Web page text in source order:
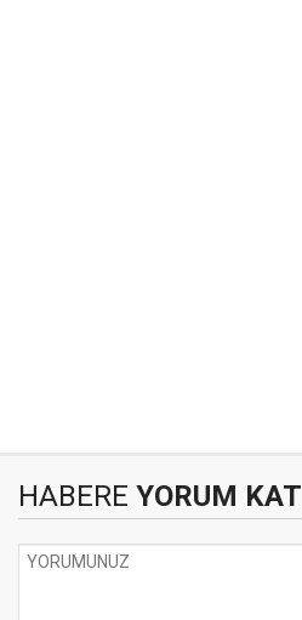
HABERE YORUM KAT